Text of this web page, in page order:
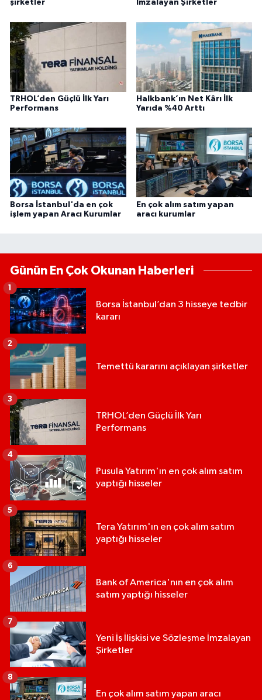
şirketler İmzalayan Şirketler
TRHOL’den Güçlü İlk Yarı
Performans
Halkbank’ın Net Kârı İlk
Yarıda %40 Arttı
Borsa İstanbul'da en çok
işlem yapan Aracı Kurumlar
En çok alım satım yapan
aracı kurumlar
Günün En Çok Okunan Haberleri
Borsa İstanbul’dan 3 hisseye tedbir
kararı
1
Temettü kararını açıklayan şirketler
2
TRHOL’den Güçlü İlk Yarı
Performans
3
Pusula Yatırım'ın en çok alım satım
yaptığı hisseler
4
Tera Yatırım'ın en çok alım satım
yaptığı hisseler
5
Bank of America'nın en çok alım
satım yaptığı hisseler
6
Yeni İş İlişkisi ve Sözleşme İmzalayan
Şirketler
7
En çok alım satım yapan aracı
8